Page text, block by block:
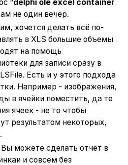
“delphi ole excel container
не один вечер.
хочется делать всё по-
в XLS большие объемы
на помощь
для записи сразу в
Есть и у этого подхода
Например - изображения,
в ячейки поместить, да те
ячеек - не то чтобы
результатом некоторых,
Вы можете сделать отчёт в
и совсем без